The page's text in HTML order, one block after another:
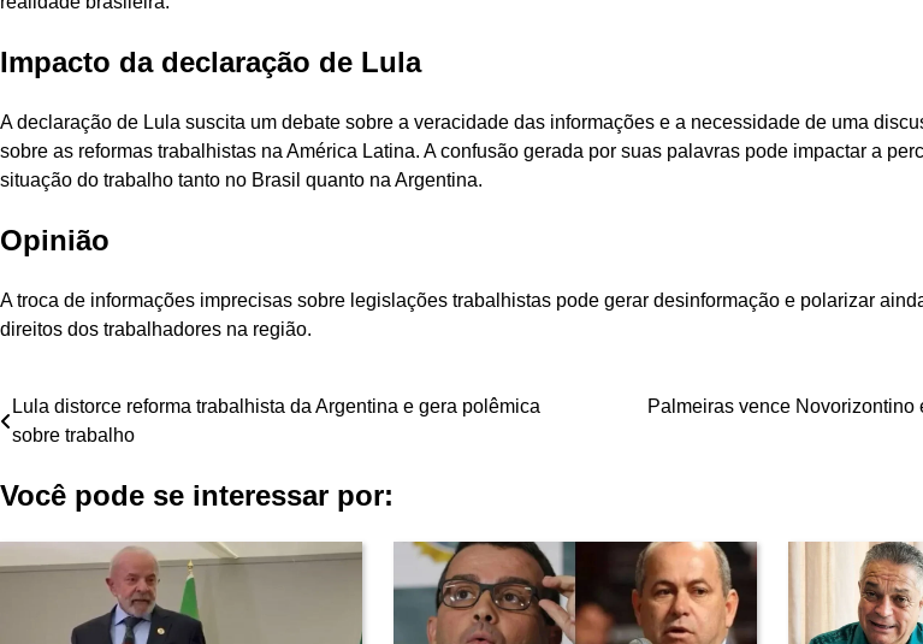
Impacto da declaração de Lula
A declaração de Lula suscita um debate sobre a veracidade das informações e a necessidade de uma
sobre as reformas trabalhistas na América Latina. A confusão gerada por suas palavras pode impactar a
situação do trabalho tanto no Brasil quanto na Argentina.
Opinião
A troca de informações imprecisas sobre legislações trabalhistas pode gerar desinformação e polarizar
direitos dos trabalhadores na região.
Navegação
Post
Lula distorce reforma trabalhista da Argentina e gera polêmica
sobre trabalho
Palmeiras vence Novorizontino
Você pode se interessar por: